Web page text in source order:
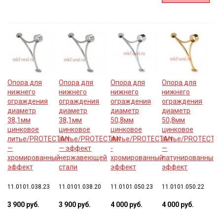
Опора для
нижнего
ограждения
диаметр
38,1мм
цинковое
литье/PROTECTAN
—
хромированный
эффект
11.0101.038.23
3 900 руб.
Опора для
нижнего
ограждения
диаметр
38,1мм
цинковое
литье/PROTECTAN
— эффект
нержавеющей
стали
11.0101.038.20
3 900 руб.
Опора для
нижнего
ограждения
диаметр
50,8мм
цинковое
литье/PROTECTAN
-
хромированный
эффект
11.0101.050.23
4 000 руб.
Опора для
нижнего
ограждения
диаметр
50,8мм
цинковое
литье/
—
латунированный
эффект
11.0101.050.22
4 000 руб.